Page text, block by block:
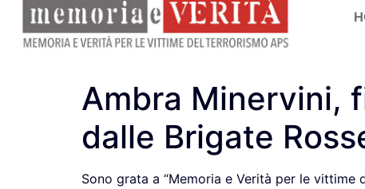
Ambra Minervini,
dalle Brigate
Sono grata a “Memoria e Verità per le